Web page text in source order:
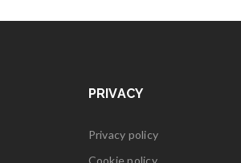
PRIVACY
Privacy policy
Cookie policy